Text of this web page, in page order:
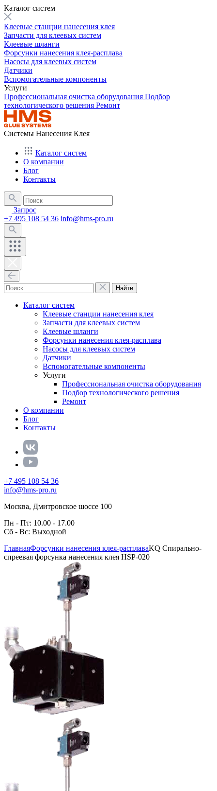
Каталог систем
Клеевые станции нанесения клея
Запчасти для клеевых систем
Клеевые шланги
Форсунки нанесения клея-расплава
Насосы для клеевых систем
Датчики
Вспомогательные компоненты
Услуги
Профессиональная очистка оборудования Подбор
технологического решения Ремонт
Системы Нанесения Клея
Каталог систем
О компании
Блог
Контакты
Запрос
+7 495 108 54 36 info@hms-pro.ru
Найти
Каталог систем
Клеевые станции нанесения клея
Запчасти для клеевых систем
Клеевые шланги
Форсунки нанесения клея-расплава
Насосы для клеевых систем
Датчики
Вспомогательные компоненты
Услуги
Профессиональная очистка оборудования
Подбор технологического решения
Ремонт
О компании
Блог
Контакты
+7 495 108 54 36
info@hms-pro.ru
Москва, Дмитровское шоссе 100
Пн - Пт: 10.00 - 17.00
Сб - Вс: Выходной
ГлавнаяФорсунки нанесения клея-расплаваKQ Спирально-
спреевая форсунка нанесения клея HSP-020